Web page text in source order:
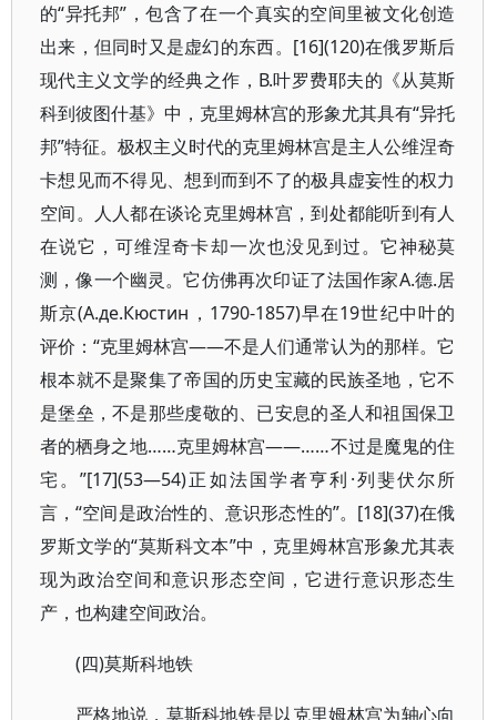
的“异托邦”，包含了在一个真实的空间里被文化创造
出来，但同时又是虚幻的东西。[16](120)在俄罗斯后
现代主义文学的经典之作，В.叶罗费耶夫的《从莫斯
科到彼图什基》中，克里姆林宫的形象尤其具有“异托
邦”特征。极权主义时代的克里姆林宫是主人公维涅奇
卡想见而不得见、想到而到不了的极具虚妄性的权力
空间。人人都在谈论克里姆林宫，到处都能听到有人
在说它，可维涅奇卡却一次也没见到过。它神秘莫
测，像一个幽灵。它仿佛再次印证了法国作家А.德.居
斯京(А.де.Кюстин，1790-1857)早在19世纪中叶的
评价：“克里姆林宫——不是人们通常认为的那样。它
根本就不是聚集了帝国的历史宝藏的民族圣地，它不
是堡垒，不是那些虔敬的、已安息的圣人和祖国保卫
者的栖身之地……克里姆林宫——……不过是魔鬼的住
宅。”[17](53—54)正如法国学者亨利·列斐伏尔所
言，“空间是政治性的、意识形态性的”。[18](37)在俄
罗斯文学的“莫斯科文本”中，克里姆林宫形象尤其表
现为政治空间和意识形态空间，它进行意识形态生
产，也构建空间政治。
(四)莫斯科地铁
严格地说，莫斯科地铁是以克里姆林宫为轴心向